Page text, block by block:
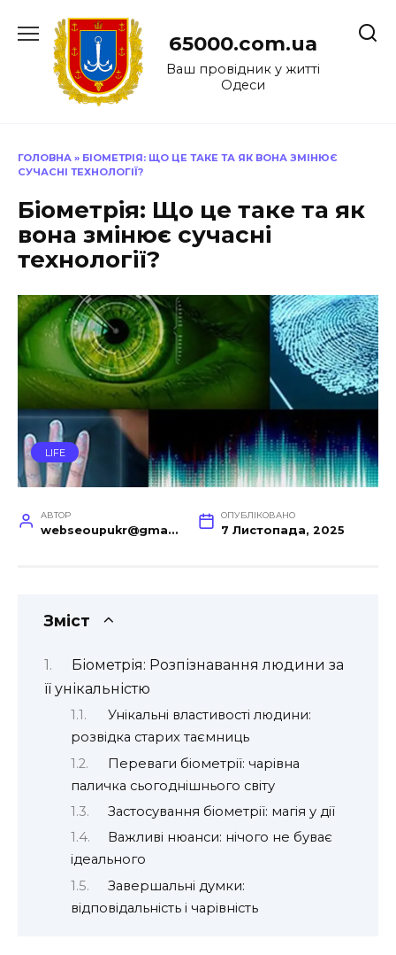
до
65000.com.ua
Ваш провідник у житті
Одеси
ГОЛОВНА » БІОМЕТРІЯ: ЩО ЦЕ ТАКЕ ТА ЯК ВОНА ЗМІНЮЄ
СУЧАСНІ ТЕХНОЛОГІЇ?
Біометрія: Що це таке та як
вона змінює сучасні
технології?
LIFE
АВТОР
webseoupukr@gmail.com
ОПУБЛІКОВАНО
7 Листопада, 2025
Зміст
Біометрія: Розпізнавання людини за
її унікальністю
Унікальні властивості людини:
розвідка старих таємниць
Переваги біометрії: чарівна
паличка сьогоднішнього світу
Застосування біометрії: магія у дії
Важливі нюанси: нічого не буває
ідеального
Завершальні думки:
відповідальність і чарівність